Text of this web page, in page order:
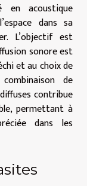
en acoustique
dans sa
L’objectif est
sonore est
et au choix de
de
contribue
permettant à
dans les